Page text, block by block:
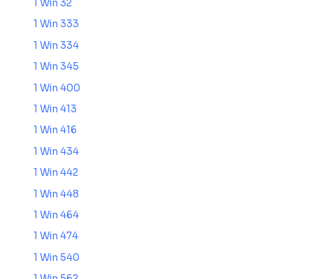
1 Win 32
1 Win 333
1 Win 334
1 Win 345
1 Win 400
1 Win 413
1 Win 416
1 Win 434
1 Win 442
1 Win 448
1 Win 464
1 Win 474
1 Win 540